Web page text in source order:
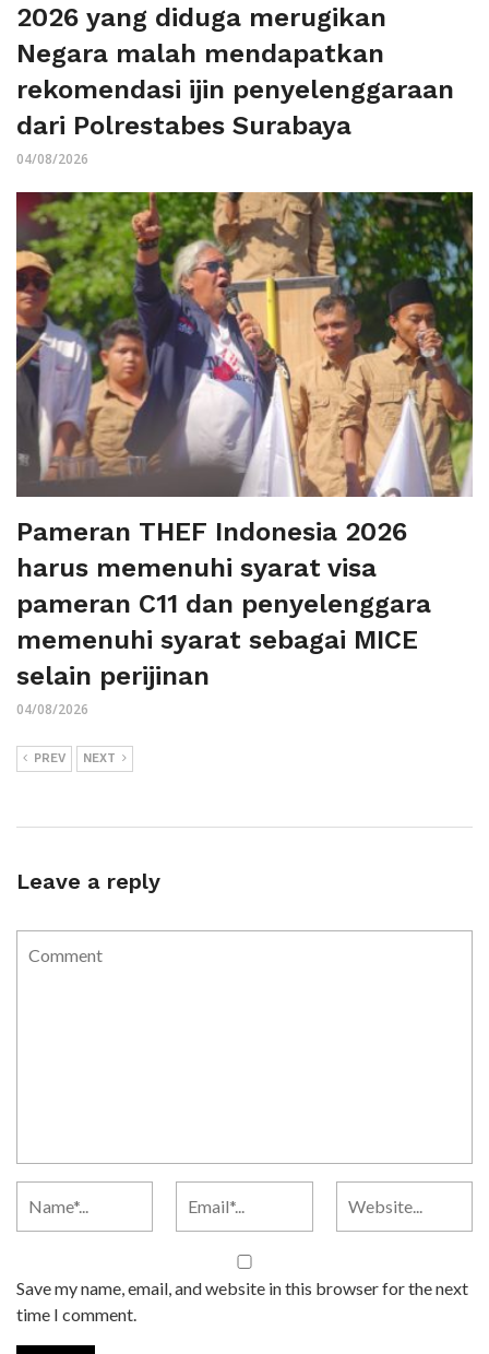
2026 yang diduga merugikan
Negara malah mendapatkan
rekomendasi ijin penyelenggaraan
dari Polrestabes Surabaya
04/08/2026
Pameran THEF Indonesia 2026
harus memenuhi syarat visa
pameran C11 dan penyelenggara
memenuhi syarat sebagai MICE
selain perijinan
04/08/2026
PREV NEXT
Leave a reply
Save my name, email, and website in this browser for the next
time I comment.